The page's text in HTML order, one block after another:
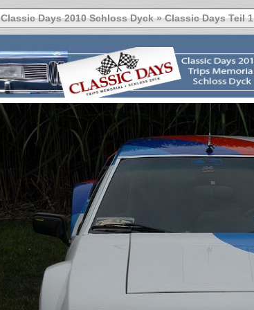
Classic Days 2010 Schloss Dyck»Classic Days Teil 1